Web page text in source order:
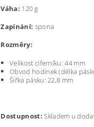
Váha: 120 g
Zapínání: spona
Rozměry:
Velikost ciferníku: 44 mm
Obvod hodinek (délka
Šířka pásku:22,8 mm
Dostupnost: Skladem u